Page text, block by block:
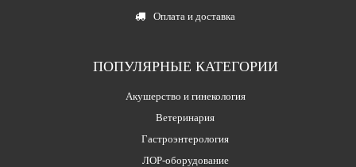
Оплата и доставка
ПОПУЛЯРНЫЕ КАТЕГОРИИ
Акушерство и гинекология
Ветеринария
Гастроэнтерология
ЛОР-оборудование